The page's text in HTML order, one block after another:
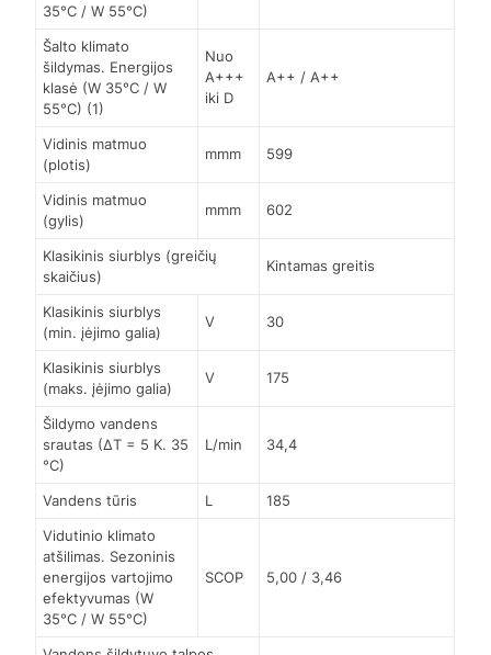
35°C / W 55°C)
Šalto klimato
šildymas. Energijos
klasė (W 35°C / W
55°C) (1)
Nuo
A+++
iki D
A++ / A++
Vidinis matmuo
(plotis)
mmm 599
Vidinis matmuo
(gylis)
mmm 602
Klasikinis siurblys (greičių
skaičius)
Kintamas greitis
Klasikinis siurblys
(min. įėjimo galia)
V 30
Klasikinis siurblys
(maks. įėjimo galia)
V 175
Šildymo vandens
srautas (∆T = 5 K. 35
°C)
L/min 34,4
Vandens tūris L
185
Vidutinio klimato
atšilimas. Sezoninis
energijos vartojimo
efektyvumas (W
35°C / W 55°C)
SCOP 5,00 / 3,46